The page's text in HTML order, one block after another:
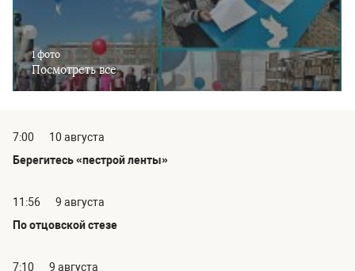
1 фото
Посмотреть все
7:00
10 августа
Берегитесь «пестрой ленты»
11:56
9 августа
По отцовской стезе
7:10
9 августа